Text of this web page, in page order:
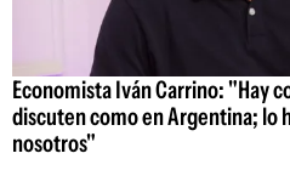
Economista Iván Carrino: "Hay
discuten como en Argentina; lo
nosotros"